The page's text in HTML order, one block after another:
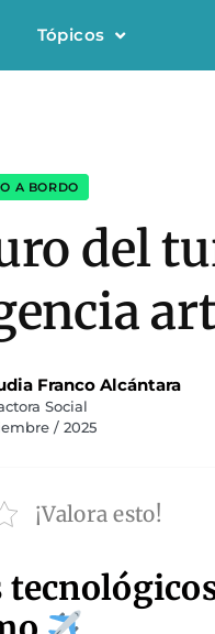
Tópicos
A BORDO
del
Franco Alcántara
Social
/ 2025
¡Valora esto!